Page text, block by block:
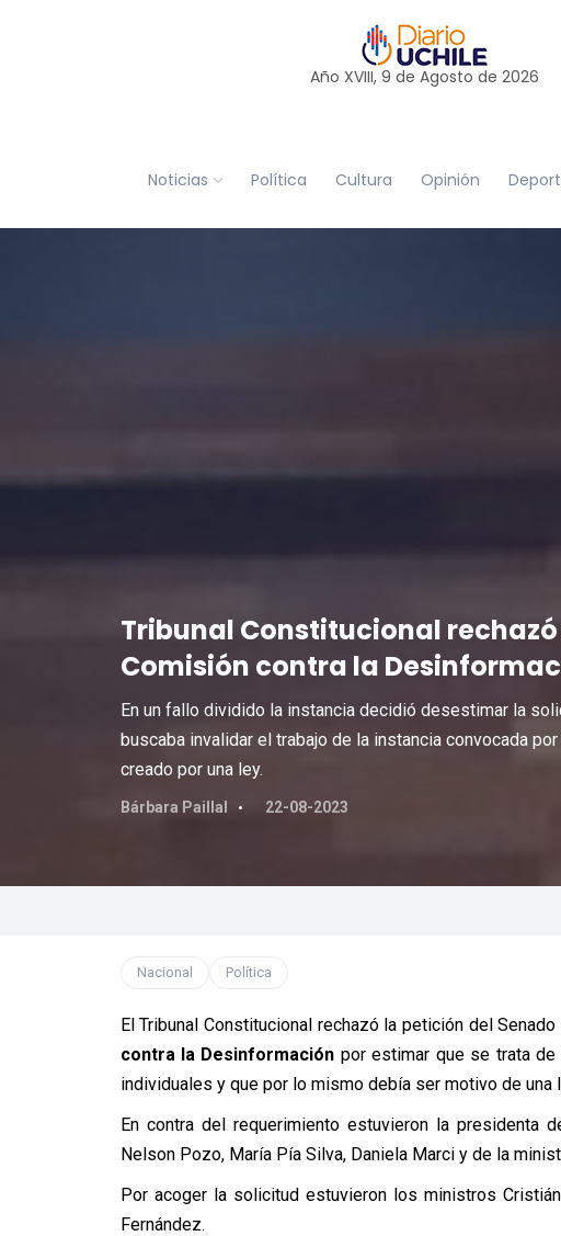
Año XVIII, 9 de Agosto de 2026
Noticias Política Cultura Opinión
Tribunal Constitucional
Comisión contra la
En un fallo dividido la instancia decidió desestimar la
buscaba invalidar el trabajo de la instancia convocada
creado por una ley.
Bárbara Paillal 22-08-2023
Nacional Política
El Tribunal Constitucional rechazó la petición del
contra la Desinformación por estimar que se trata
individuales y que por lo mismo debía ser motivo de
En contra del requerimiento estuvieron la presidenta
Nelson Pozo, María Pía Silva, Daniela Marci y de la
Por acoger la solicitud estuvieron los ministros
Fernández.